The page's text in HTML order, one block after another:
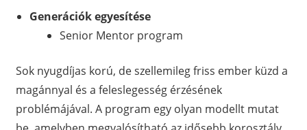
Generációk egyesítése
Senior Mentor program
Sok nyugdíjas korú, de szellemileg friss ember küzd a
magánnyal és a feleslegesség érzésének
problémájával. A program egy olyan modellt mutat